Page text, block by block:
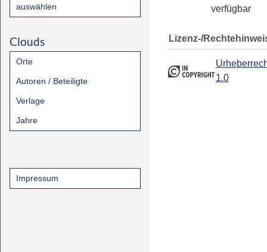
auswählen
Clouds
Orte
Autoren / Beteiligte
Verlage
Jahre
Impressum
verfügbar
Lizenz-/
1.0